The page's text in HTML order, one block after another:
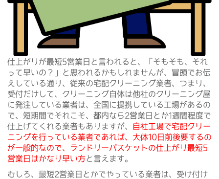
仕上がりが最短5営業日と言われると、「そもそも、それ
って早いの？」と思われるかもしれませんが、冒頭でお伝
えしている通り、従来の宅配クリーニング業者、つまり、
受付だけして、クリーニング自体は他社のクリーニング屋
に発注している業者は、全国に提携している工場があるの
で、短期間でそれこそ、都内なら2営業日とか1週間程度で
仕上げてくれる業者もありますが、
自社工場で宅配クリー
ニングを行っている業者であれば、大体10日前後要するの
が一般的なので、ランドリーバスケットの仕上がり最短5
営業日はかなり早い方と言えます。
むしろ、最短2営業日とかでやっている業者は、受け付け